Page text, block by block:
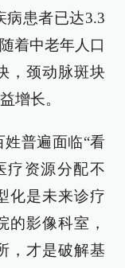
病患者已达3.3
着中老年人口
，颈动脉斑块
增长。
普遍面临“看
疗资源分配不
化是未来诊疗
的影像科室，
，才是破解基